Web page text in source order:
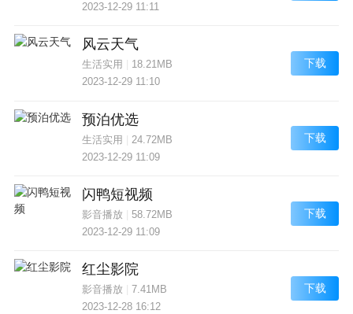
2023-12-29 11:11
风云天气
生活实用
18.21MB
2023-12-29 11:10
下载
预泊优选
生活实用
24.72MB
2023-12-29 11:09
下载
闪鸭短视频
影音播放
58.72MB
2023-12-29 11:09
下载
红尘影院
影音播放
7.41MB
2023-12-28 16:12
下载